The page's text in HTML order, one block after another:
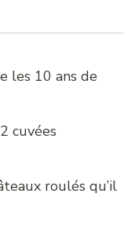
les 10 ans de
cuvées
roulés qu’il